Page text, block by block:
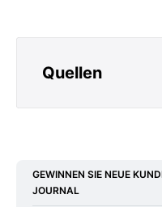
Quellen
https://
7fcf-47bf-bf5a-
GEWINNEN SIE NEUE
JOURNAL